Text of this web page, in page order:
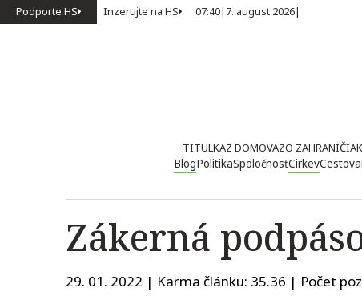
Podporte HS Inzerujte na HS 07:40| 7. august 2026|
TITULKAZ DOMOVAZO ZAHRANIČIA
BlogPolitikaSpoločnosťCirkev
Zákerná
29. 01. 2022 | Karma článku: 35.36 | Počet